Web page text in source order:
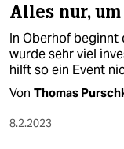
Alles nur,
In Oberhof beginnt
wurde sehr viel
hilft so ein Event
Von Thomas
8.2.2023